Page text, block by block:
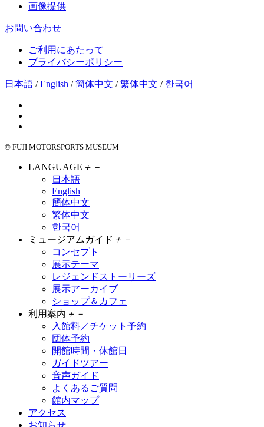
画像提供
お問い合わせ
ご利用にあたって
プライバシーポリシー
日本語 /English /簡体中文 /繁体中文 / 한국어
© FUJI MOTORSPORTS MUSEUM
LANGUAGE ＋ －
日本語
English
簡体中文
繁体中文
한국어
ミュージアムガイド ＋ －
コンセプト
展示テーマ
レジェンドストーリーズ
展示アーカイブ
ショップ＆カフェ
利用案内 ＋ －
入館料／チケット予約
団体予約
開館時間・休館日
ガイドツアー
音声ガイド
よくあるご質問
館内マップ
アクセス